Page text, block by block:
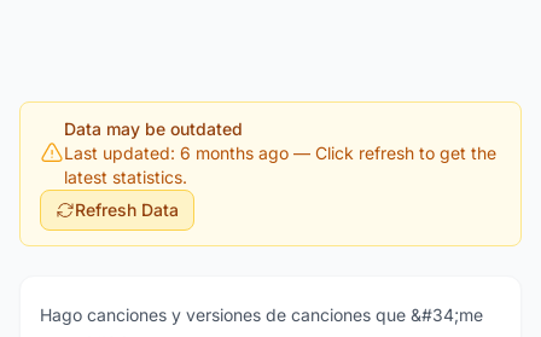
Data may be outdated
Last updated: 6 months ago — Click refresh to get the
latest statistics.
Refresh Data
Hago canciones y versiones de canciones que &#34;me